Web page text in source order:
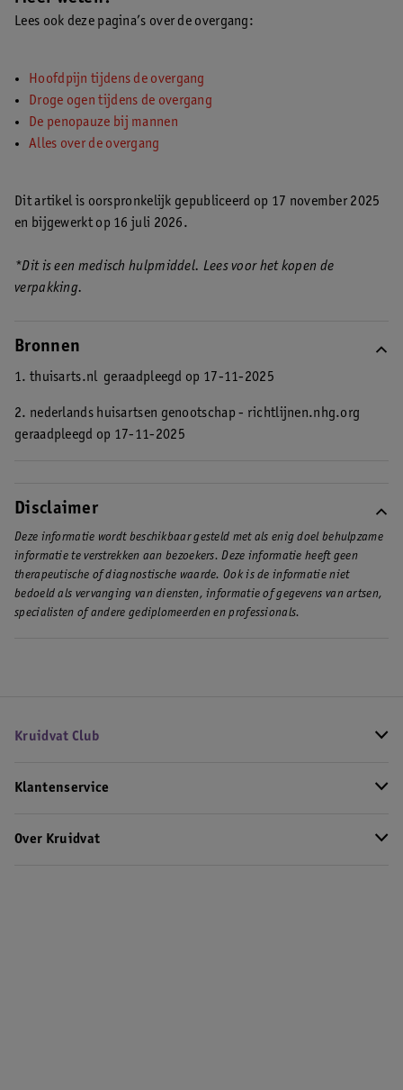
Lees ook deze pagina’s over de overgang:
Hoofdpijn tijdens de overgang
Droge ogen tijdens de overgang
De penopauze bij mannen
Alles over de overgang
Dit artikel is oorspronkelijk gepubliceerd op 17 november 2025
en bijgewerkt op 16 juli 2026.
*Dit is een medisch hulpmiddel. Lees voor het kopen de
verpakking.
Bronnen
1. thuisarts.nl geraadpleegd op 17-11-2025
2. nederlands huisartsen genootschap - richtlijnen.nhg.org
geraadpleegd op 17-11-2025
Disclaimer
Deze informatie wordt beschikbaar gesteld met als enig doel behulpzame
informatie te verstrekken aan bezoekers. Deze informatie heeft geen
therapeutische of diagnostische waarde. Ook is de informatie niet
bedoeld als vervanging van diensten, informatie of gegevens van artsen,
specialisten of andere gediplomeerden en professionals.
Kruidvat Club
Klantenservice
Over Kruidvat